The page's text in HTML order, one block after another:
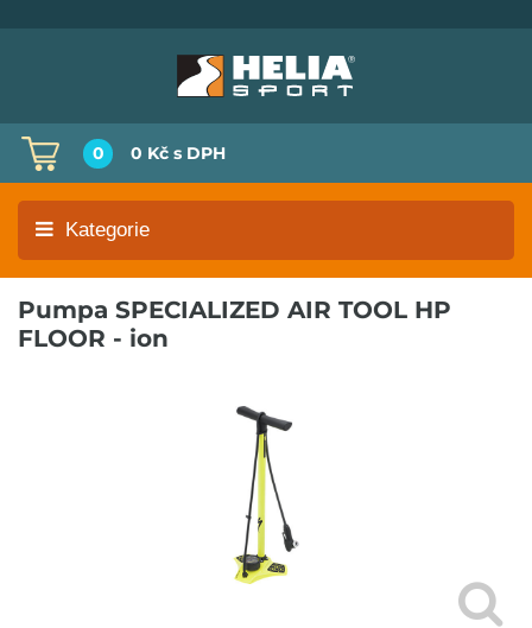
0 0 Kč s DPH
Kategorie
Pumpa SPECIALIZED AIR TOOL HP
FLOOR - ion